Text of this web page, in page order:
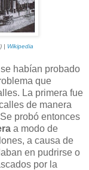
| Wikipedia
habían probado
que
La primera fue
de manera
probó entonces
a modo de
a causa de
en pudrirse o
por la